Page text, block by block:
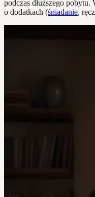
podczas dłuższego
o dodatkach (śniadanie,